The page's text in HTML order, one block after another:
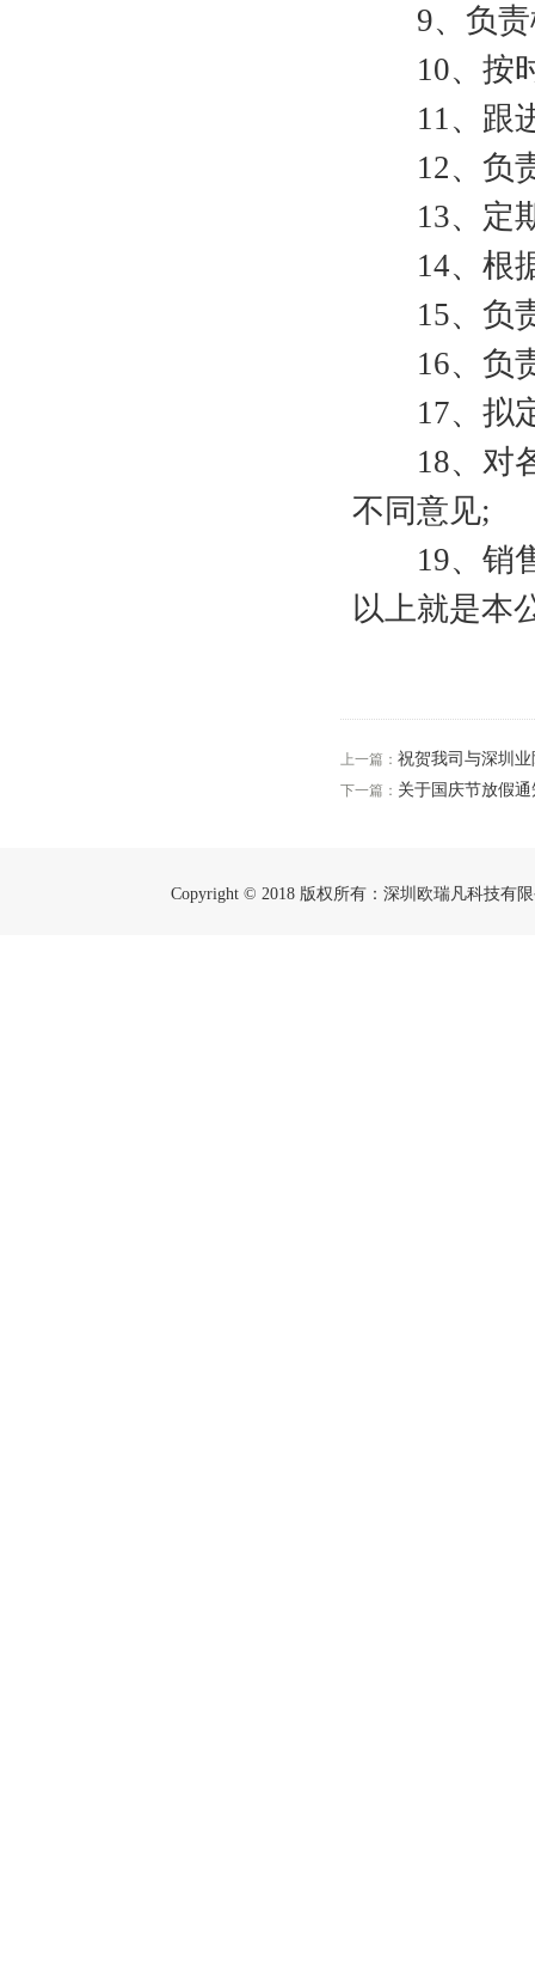
9、负责
10、按时
11、跟进
12、负责
13、定期
14、根据
15、负责
16、负责
17、拟定
18、对各
不同意见;
19、销售
以上就是本
上一篇： 祝贺我司与深圳
下一篇： 关于国庆节放假通
Copyright © 2018 版权所有：深圳欧瑞凡科技有